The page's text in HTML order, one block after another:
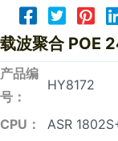
载波聚合 POE
产品编
号：
HY8172
CPU：
ASR